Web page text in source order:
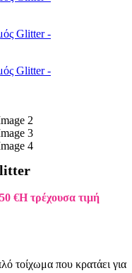
€Η τρέχουσα τιμή
τοίχωμα που κρατάει για